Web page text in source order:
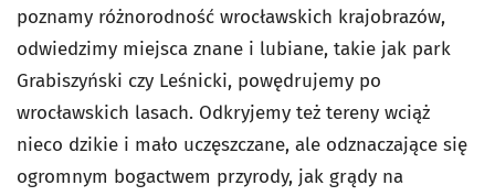
poznamy różnorodność wrocławskich krajobrazów,
odwiedzimy miejsca znane i lubiane, takie jak park
Grabiszyński czy Leśnicki, powędrujemy po
wrocławskich lasach. Odkryjemy też tereny wciąż
nieco dzikie i mało uczęszczane, ale odznaczające się
ogromnym bogactwem przyrody, jak grądy na